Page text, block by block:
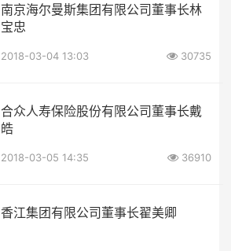
南京海尔曼斯集团有限公司董事长林
宝忠
2018-03-04 13:03 30735
合众人寿保险股份有限公司董事长戴
皓
2018-03-05 14:35 36910
香江集团有限公司董事长翟美卿